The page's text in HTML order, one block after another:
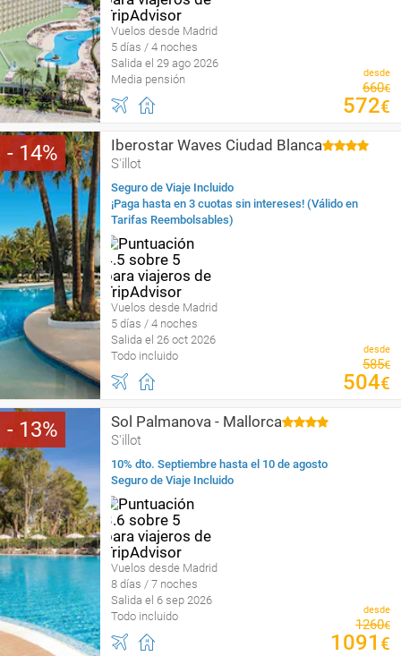
Vuelos desde Madrid
5 días / 4 noches
Salida el 29 ago 2026
Media pensión
desde
660€
572€
14 Iberostar Waves Ciudad Blanca
S'illot
Seguro de Viaje Incluido
¡Paga hasta en 3 cuotas sin intereses! (Válido en
Tarifas Reembolsables)
Vuelos desde Madrid
5 días / 4 noches
Salida el 26 oct 2026
Todo incluido
desde
585€
504€
13 Sol Palmanova - Mallorca
S'illot
10% dto. Septiembre hasta el 10 de agosto
Seguro de Viaje Incluido
Vuelos desde Madrid
8 días / 7 noches
Salida el 6 sep 2026
Todo incluido
desde
1260€
1091 €